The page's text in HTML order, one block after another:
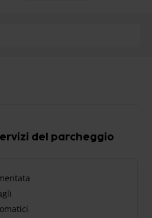
del parcheggio